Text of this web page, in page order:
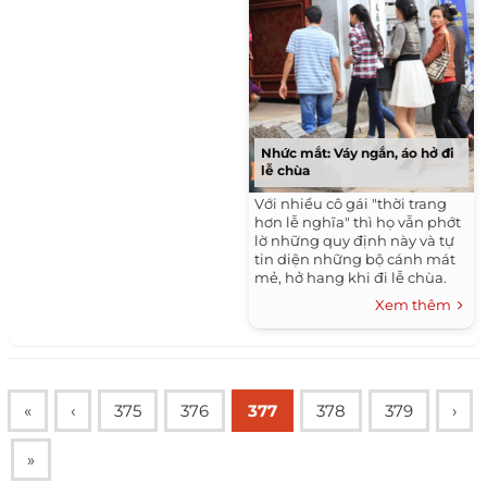
Nhức mắt: Váy ngắn, áo hở đi
lễ chùa
Với nhiều cô gái "thời trang
hơn lễ nghĩa" thì họ vẫn phớt
lờ những quy định này và tự
tin diện những bộ cánh mát
mẻ, hở hang khi đi lễ chùa.
Xem thêm
« ‹ 375 376 377 378 379 ›
»